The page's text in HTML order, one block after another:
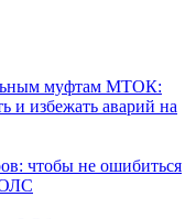
муфтам МТОК:
и избежать аварий на
чтобы не ошибиться